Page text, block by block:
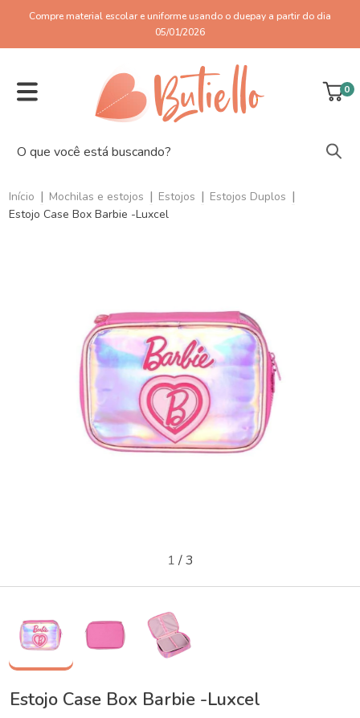
Compre material escolar e uniforme usando o duepay a partir do dia
05/01/2026
0
Início | Mochilas e estojos | Estojos | Estojos Duplos |
Estojo Case Box Barbie -Luxcel
1 /3
Estojo Case Box Barbie -Luxcel